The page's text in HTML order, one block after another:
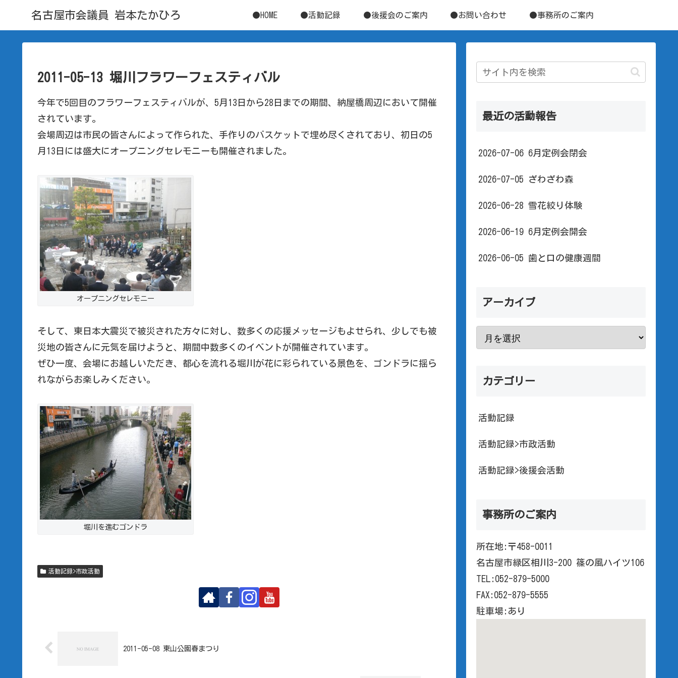
名古屋市会議員 岩本たかひろ ●HOME ●活動記録 ●後援会のご案内 ●お問い合わせ ●事務所のご案内
2011-05-13 堀川フラワーフェスティバル
今年で5回目のフラワーフェスティバルが、5月13日から28日までの期間、納屋橋周辺において開催
されています。
会場周辺は市民の皆さんによって作られた、手作りのバスケットで埋め尽くされており、初日の5
月13日には盛大にオープニングセレモニーも開催されました。
オープニングセレモニー
そして、東日本大震災で被災された方々に対し、数多くの応援メッセージもよせられ、少しでも被
災地の皆さんに元気を届けようと、期間中数多くのイベントが開催されています。
ぜひ一度、会場にお越しいただき、都心を流れる堀川が花に彩られている景色を、ゴンドラに揺ら
れながらお楽しみください。
堀川を進むゴンドラ
活動記録>市政活動
2011-05-08 東山公園春まつり
最近の活動報告
2026-07-06 6月定例会閉会
2026-07-05 ざわざわ森
2026-06-28 雪花絞り体験
2026-06-19 6月定例会開会
2026-06-05 歯と口の健康週間
アーカイブ
カテゴリー
活動記録
活動記録>市政活動
活動記録>後援会活動
事務所のご案内
所在地:〒458-0011
名古屋市緑区相川3-200 篠の風ハイツ106
TEL:052-879-5000
FAX:052-879-5555
駐車場:あり